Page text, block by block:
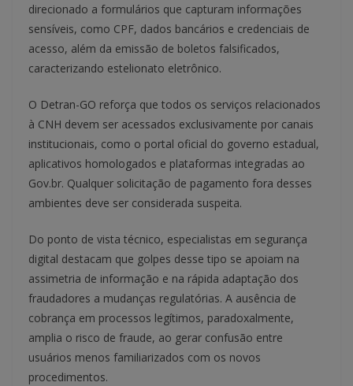
direcionado a formulários que capturam informações
sensíveis, como CPF, dados bancários e credenciais de
acesso, além da emissão de boletos falsificados,
caracterizando estelionato eletrônico.
O Detran-GO reforça que todos os serviços relacionados
à CNH devem ser acessados exclusivamente por canais
institucionais, como o portal oficial do governo estadual,
aplicativos homologados e plataformas integradas ao
Gov.br. Qualquer solicitação de pagamento fora desses
ambientes deve ser considerada suspeita.
Do ponto de vista técnico, especialistas em segurança
digital destacam que golpes desse tipo se apoiam na
assimetria de informação e na rápida adaptação dos
fraudadores a mudanças regulatórias. A ausência de
cobrança em processos legítimos, paradoxalmente,
amplia o risco de fraude, ao gerar confusão entre
usuários menos familiarizados com os novos
procedimentos.